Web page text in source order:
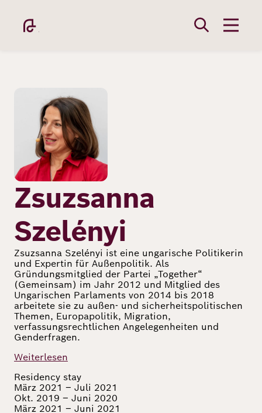
Inhalt
Academy
Fellowship
Fellows
Richard
von
Weizsäcker
Forum
Veranstaltungen
Zsuzsanna
Szelényi
Zsuzsanna Szelényi ist eine ungarische Politikerin
und Expertin für Außenpolitik. Als
Gründungsmitglied der Partei „Together“
(Gemeinsam) im Jahr 2012 und Mitglied des
Ungarischen Parlaments von 2014 bis 2018
arbeitete sie zu außen- und sicherheitspolitischen
Themen, Europapolitik, Migration,
verfassungsrechtlichen Angelegenheiten und
Genderfragen.
Weiterlesen
Residency stay
März 2021 – Juli 2021
Okt. 2019 – Juni 2020
März 2021 – Juni 2021